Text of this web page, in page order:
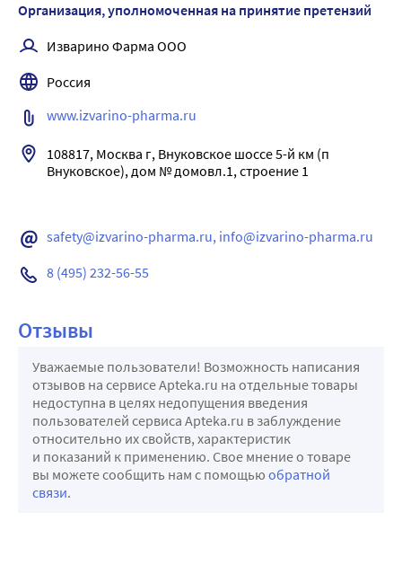
Организация, уполномоченная на принятие претензий
Изварино Фарма ООО
Россия
www.izvarino-pharma.ru
108817, Москва г, Внуковское шоссе 5-й км (п
Внуковское), дом № домовл.1, строение 1
safety@izvarino-pharma.ru, info@izvarino-pharma.ru
8 (495) 232-56-55
Отзывы
Уважаемые пользователи! Возможность написания
отзывов на сервисе Apteka.ru на отдельные товары
недоступна в целях недопущения введения
пользователей сервиса Apteka.ru в заблуждение
относительно их свойств, характеристик
и показаний к применению. Свое мнение о товаре
вы можете сообщить нам с помощью обратной
связи.